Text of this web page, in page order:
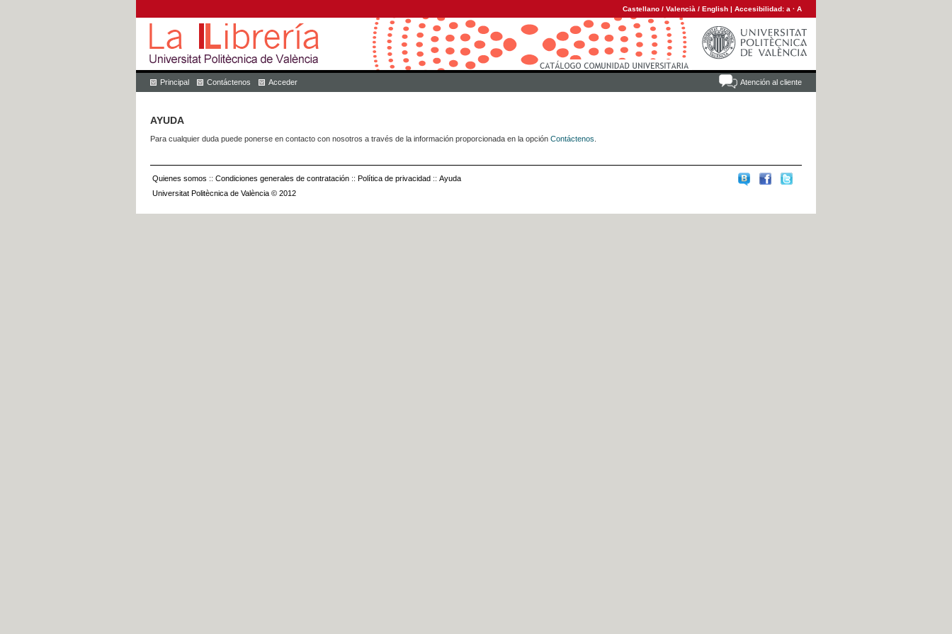
Castellano / Valencià / English | Accesibilidad: a · A
Atención al cliente
Principal Contáctenos Acceder
AYUDA
Para cualquier duda puede ponerse en contacto con nosotros a través de la información proporcionada en la opción Contáctenos
Quienes somos :: Condiciones generales de contratación :: Política de privacidad :: Ayuda
Universitat Politècnica de València © 2012